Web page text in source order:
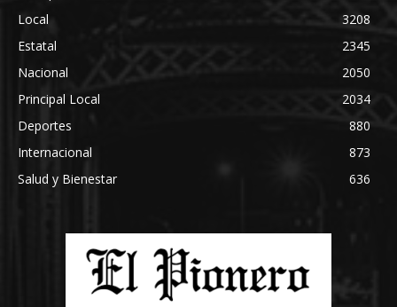
Local
3208
Estatal
2345
Nacional
2050
Principal Local
2034
Deportes
880
Internacional
873
Salud y Bienestar
636